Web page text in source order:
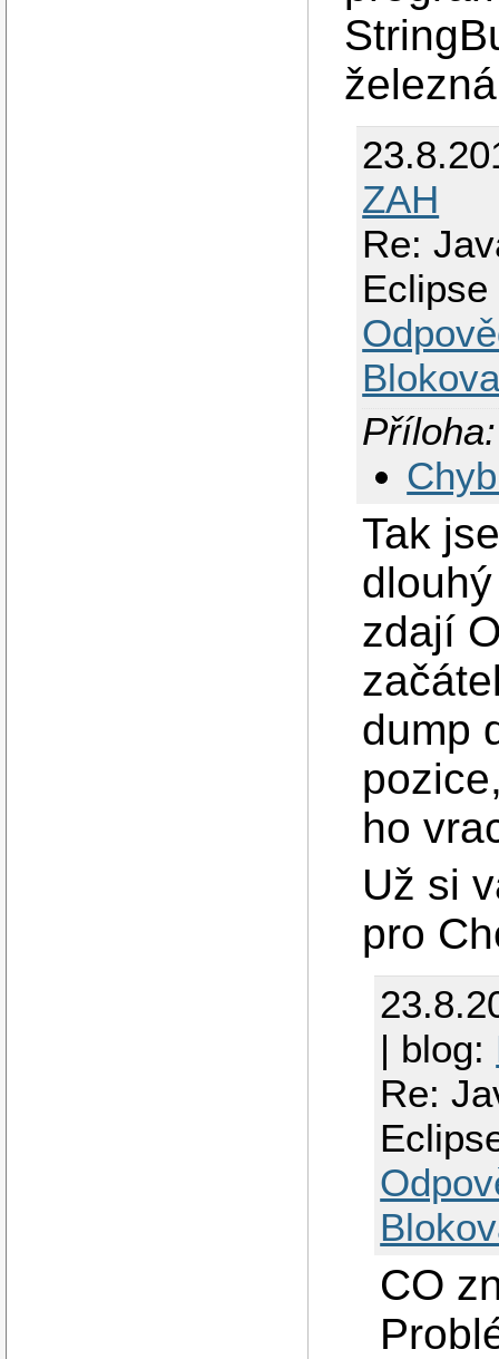
ZAH
Re:
Eclipse
Příloha:
Tak
zdají
dump
ho
Už si
pro
| blog:
Re:
CO